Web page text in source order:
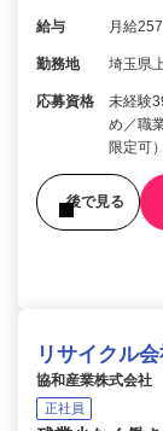
給与 月給
勤務地 埼玉県
応募資格
未経験
め／職
限定可）
後で見る
リサイクル
協和産業株式会社
正社員